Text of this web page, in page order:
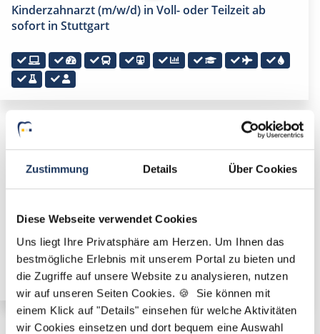
Zustimmung Details Über Cookies
Diese Webseite verwendet Cookies
Uns liegt Ihre Privatsphäre am Herzen. Um Ihnen das
bestmögliche Erlebnis mit unserem Portal zu bieten und
die Zugriffe auf unsere Website zu analysieren, nutzen
wir auf unseren Seiten Cookies. 🍪 Sie können mit
einem Klick auf "Details" einsehen für welche Aktivitäten
wir Cookies einsetzen und dort bequem eine Auswahl
Kinderzahnarzt (m/w/d) in Voll- oder Teilzeit ab
sofort in Stuttgart
🌟 PREMIUM-STELLENANGEBOT 🌟
sofort in Stuttgart-Riedenberg